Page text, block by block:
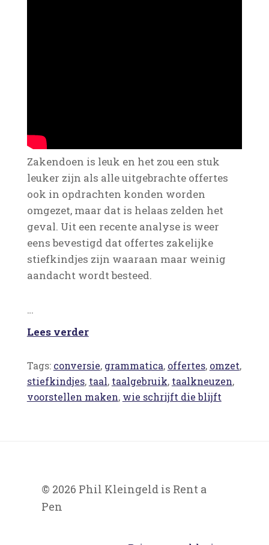
Zakendoen is leuk en het zou een stuk
leuker zijn als alle uitgebrachte offertes
ook in opdrachten konden worden
omgezet, maar dat is helaas zelden het
geval. Uit een recente analyse is weer
eens bevestigd dat offertes zakelijke
stiefkindjes zijn waaraan maar weinig
aandacht wordt besteed.
…
Lees verder
Tags: conversie, grammatica, offertes, omzet,
stiefkindjes, taal, taalgebruik, taalkneuzen,
voorstellen maken, wie schrijft die blijft
© 2026 Phil Kleingeld is Rent a
Pen